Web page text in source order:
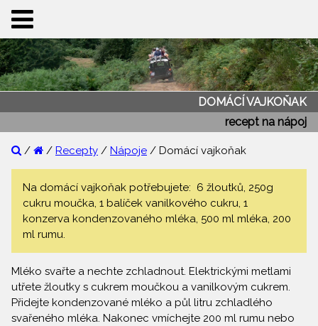
DOMÁCÍ VAJKOŇAK
recept na nápoj
/ / Recepty / Nápoje / Domácí vajkoňak
Na domácí vajkoňak potřebujete: 6 žloutků, 250g
cukru moučka, 1 balíček vanilkového cukru, 1
konzerva kondenzovaného mléka, 500 ml mléka, 200
ml rumu.
Mléko svařte a nechte zchladnout. Elektrickými metlami
utřete žloutky s cukrem moučkou a vanilkovým cukrem.
Přidejte kondenzované mléko a půl litru zchladlého
svařeného mléka. Nakonec vmíchejte 200 ml rumu nebo